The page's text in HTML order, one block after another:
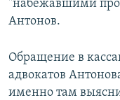
"набежавшими
Антонов.
Обращение в
адвокатов
именно там